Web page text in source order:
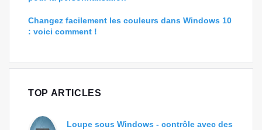
Changez facilement les couleurs dans Windows 10
: voici comment !
TOP ARTICLES
Loupe sous Windows - contrôle avec des